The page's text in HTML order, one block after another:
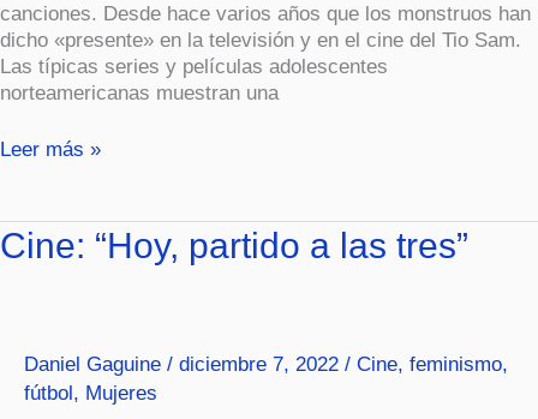
canciones. Desde hace varios años que los monstruos han
dicho «presente» en la televisión y en el cine del Tio Sam.
Las típicas series y películas adolescentes
norteamericanas muestran una
Leer más »
Cine: “Hoy, partido a las tres”
Daniel Gaguine / diciembre 7, 2022 / Cine, feminismo,
fútbol, Mujeres
Cine:
“Hoy,
tres”